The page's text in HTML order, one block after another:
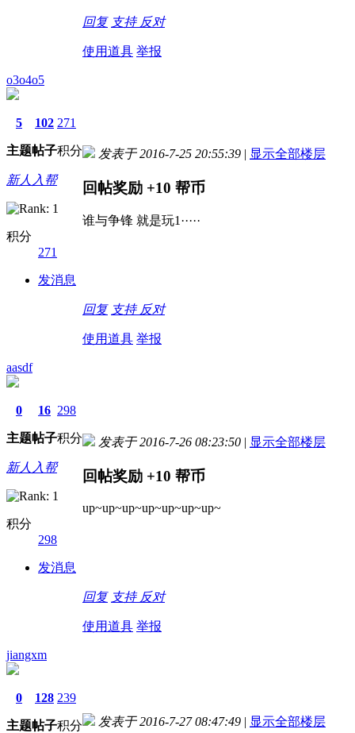
回复 支持 反对
使用道具 举报
o3o4o5
5
主题
102
帖子
271
积分
新人入帮
积分
271
发消息
发表于 2016-7-25 20:55:39 | 显示全部楼层
回帖奖励 +10 帮币
谁与争锋 就是玩1·····
回复 支持 反对
使用道具 举报
aasdf
0
主题
16
帖子
298
积分
新人入帮
积分
298
发消息
发表于 2016-7-26 08:23:50 | 显示全部楼层
回帖奖励 +10 帮币
up~up~up~up~up~up~up~
回复 支持 反对
使用道具 举报
jiangxm
0
主题
128
帖子
239
积分 发表于 2016-7-27 08:47:49 | 显示全部楼层